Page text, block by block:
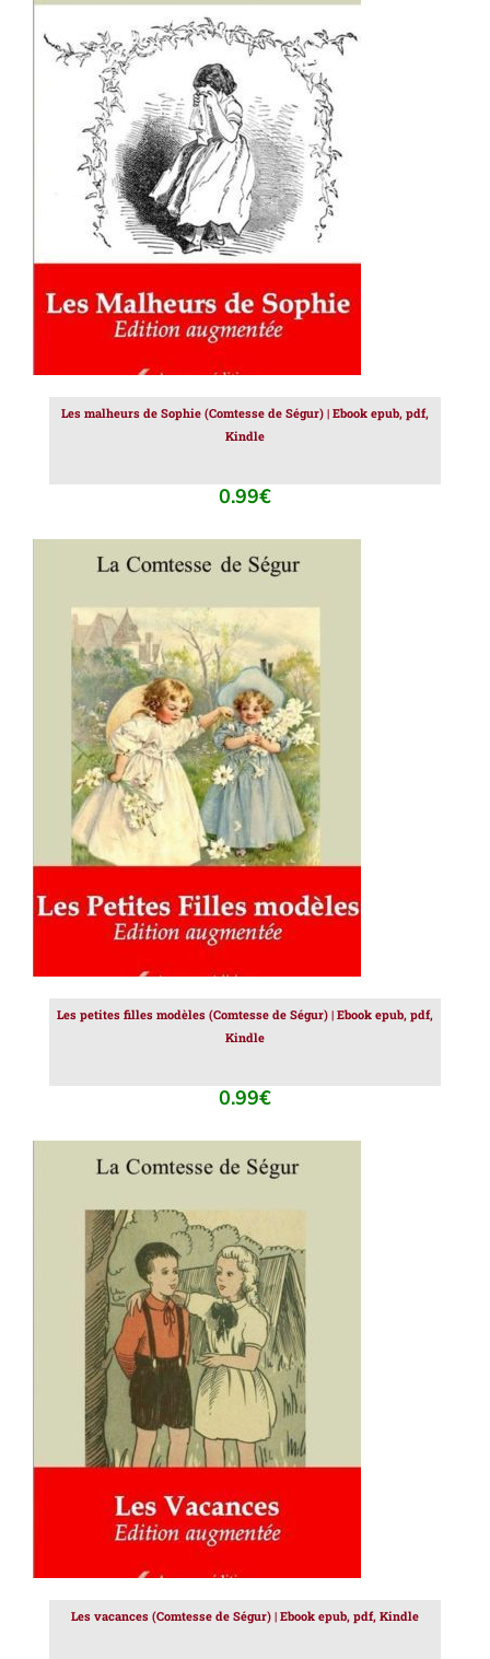
AJOUTER AU PANIER / DÉTAILS
Les malheurs de Sophie (Comtesse de Ségur) | Ebook epub, pdf,
Kindle
0.99€
AJOUTER AU PANIER / DÉTAILS
Les petites filles modèles (Comtesse de Ségur) | Ebook epub, pdf,
Kindle
0.99€
AJOUTER AU PANIER / DÉTAILS
Les vacances (Comtesse de Ségur) | Ebook epub, pdf, Kindle